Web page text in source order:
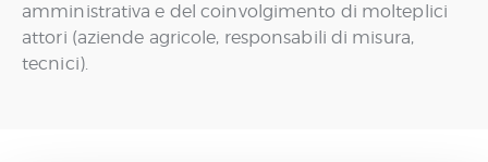
amministrativa e del coinvolgimento di molteplici
attori (aziende agricole, responsabili di misura,
tecnici).